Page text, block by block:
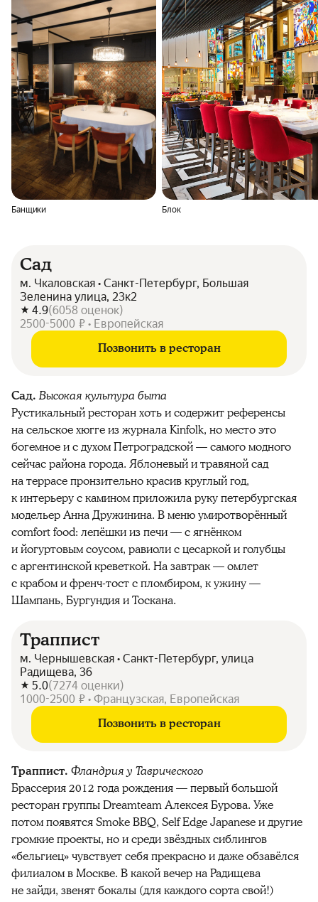
Банщики Блок
Сад
м. Чкаловская • Санкт-Петербург, Большая
Зеленина улица, 23к2
4.9(6058 оценок)
2500-5000 ₽ • Европейская
Позвонить в ресторан
Сад.Высокая культура быта
Рустикальный ресторан хоть и содержит референсы
на сельское хюгге из журнала Kinfolk, но место это
богемное и с духом Петроградской — самого модного
сейчас района города. Яблоневый и травяной сад
на террасе пронзительно красив круглый год,
к интерьеру с камином приложила руку петербургская
модельер Анна Дружинина. В меню умиротворённый
comfort food: лепёшки из печи — с ягнёнком
и йогуртовым соусом, равиоли с цесаркой и голубцы
с аргентинской креветкой. На завтрак — омлет
с крабом и френч-тост с пломбиром, к ужину —
Шампань, Бургундия и Тоскана.
Траппист
м. Чернышевская • Санкт-Петербург, улица
Радищева, 36
5.0(7274 оценки)
1000-2500 ₽ • Французская, Европейская
Позвонить в ресторан
Траппист. Фландрия у Таврического
Брассерия 2012 года рождения — первый большой
ресторан группы Dreamteam Алексея Бурова. Уже
потом появятся Smoke BBQ, Self Edge Japanese и другие
громкие проекты, но и среди звёздных сиблингов
«бельгиец» чувствует себя прекрасно и даже обзавёлся
филиалом в Москве. В какой вечер на Радищева
не зайди, звенят бокалы (для каждого сорта свой!)